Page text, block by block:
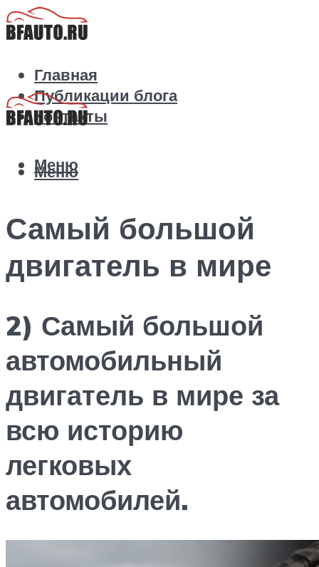
Главная
Публикации блога
Контакты
Меню
Меню
Самый большой
двигатель в мире
2) Самый большой
автомобильный
двигатель в мире за
всю историю
легковых
автомобилей.